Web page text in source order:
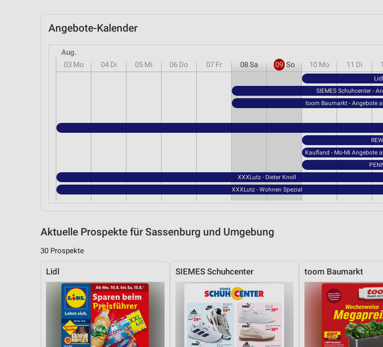
Angebote-Kalender
Aug.
03 Mo 04 Di 05 Mi 06 Do 07 Fr 08Sa 09 So 10 Mo 11 Di
SIEMES Schuhcenter -
toom Baumarkt - Angebote
Kaufland - Mo-Mi Angebote
XXXLutz - Dieter Knoll
XXXLutz - Wohnen Spezial
Aktuelle Prospekte für Sassenburg und Umgebung
30 Prospekte
Lidl SIEMES Schuhcenter toom Baumarkt